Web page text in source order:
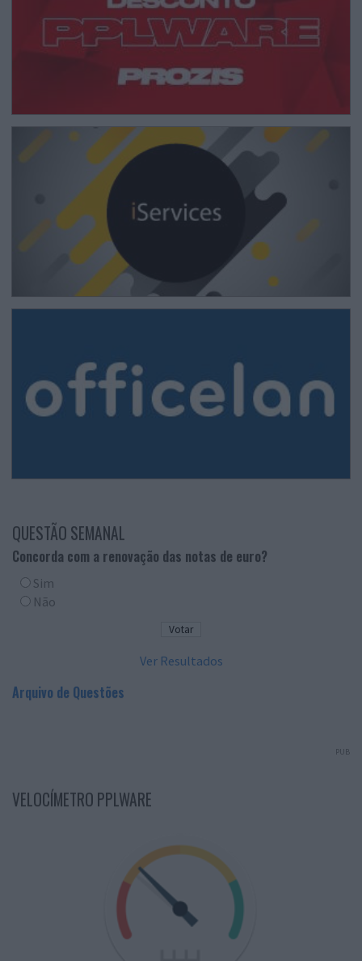
QUESTÃO SEMANAL
Concorda com a renovação das notas de euro?
Sim
Não
Ver Resultados
Arquivo de Questões
PUB
VELOCÍMETRO PPLWARE